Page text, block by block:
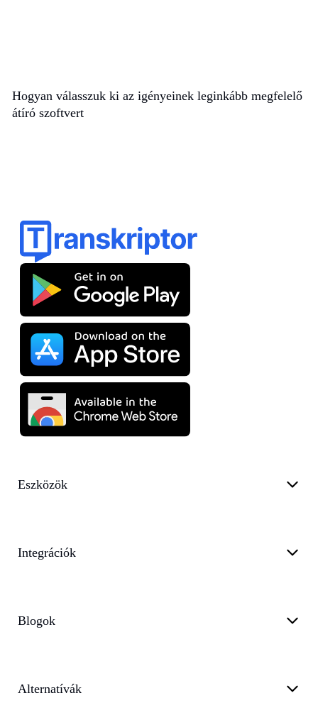
Hogyan válasszuk ki az igényeinek leginkább megfelelő
átíró szoftvert
Eszközök
Integrációk
Blogok
Alternatívák